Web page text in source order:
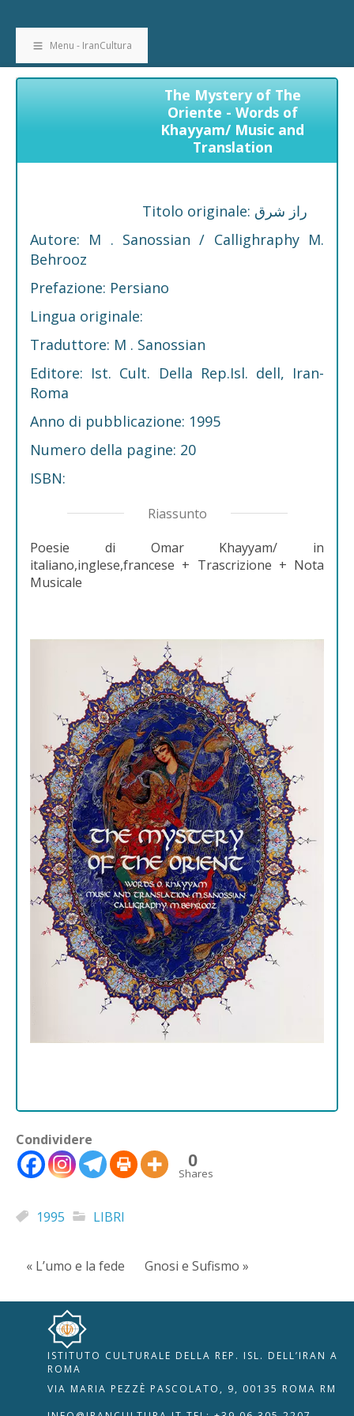
Menu - IranCultura
The Mystery of The
Oriente - Words of
Khayyam/ Music and
Translation
Titolo originale: راز شرق
Autore: M . Sanossian / Callighraphy M.
Behrooz
Prefazione: Persiano
Lingua originale:
Traduttore: M . Sanossian
Editore: Ist. Cult. Della Rep.Isl. dell, Iran-
Roma
Anno di pubblicazione: 1995
Numero della pagine: 20
ISBN:
Riassunto
Poesie di Omar Khayyam/ in
italiano,inglese,francese + Trascrizione + Nota
Musicale
Condividere
0
Shares
1995 LIBRI
« L’umo e la fede Gnosi e Sufismo »
ISTITUTO CULTURALE DELLA REP. ISL. DELL’IRAN A
ROMA
VIA MARIA PEZZÈ PASCOLATO, 9, 00135 ROMA RM
RIPRISTINA 🇮🇹 🇬🇧